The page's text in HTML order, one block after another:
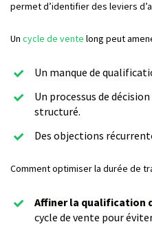
permet d’identifier des leviers
Un cycle de vente long peut
Un manque de
Un processus de
structuré.
Des objections
Comment optimiser la durée de
Affiner la qualification
cycle de vente pour